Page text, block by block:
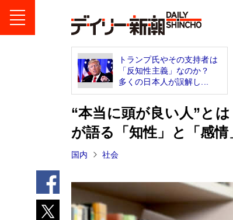
トランプ氏やその支持者は
「反知性主義」なのか？
多くの日本人が誤解し...
“本当に頭が良い人”と
が語る「知性」と「感
国内 社会